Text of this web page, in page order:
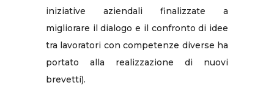
iniziative aziendali finalizzate a
migliorare il dialogo e il confronto di idee
tra lavoratori con competenze diverse ha
portato alla realizzazione di nuovi
brevetti).